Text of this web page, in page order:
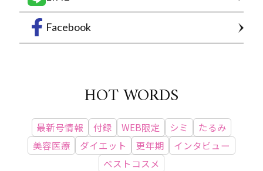
Facebook
HOT WORDS
最新号情報 付録 WEB限定 シミ
たるみ
美容医療
ダイエット 更年期
インタビュー
ベストコスメ